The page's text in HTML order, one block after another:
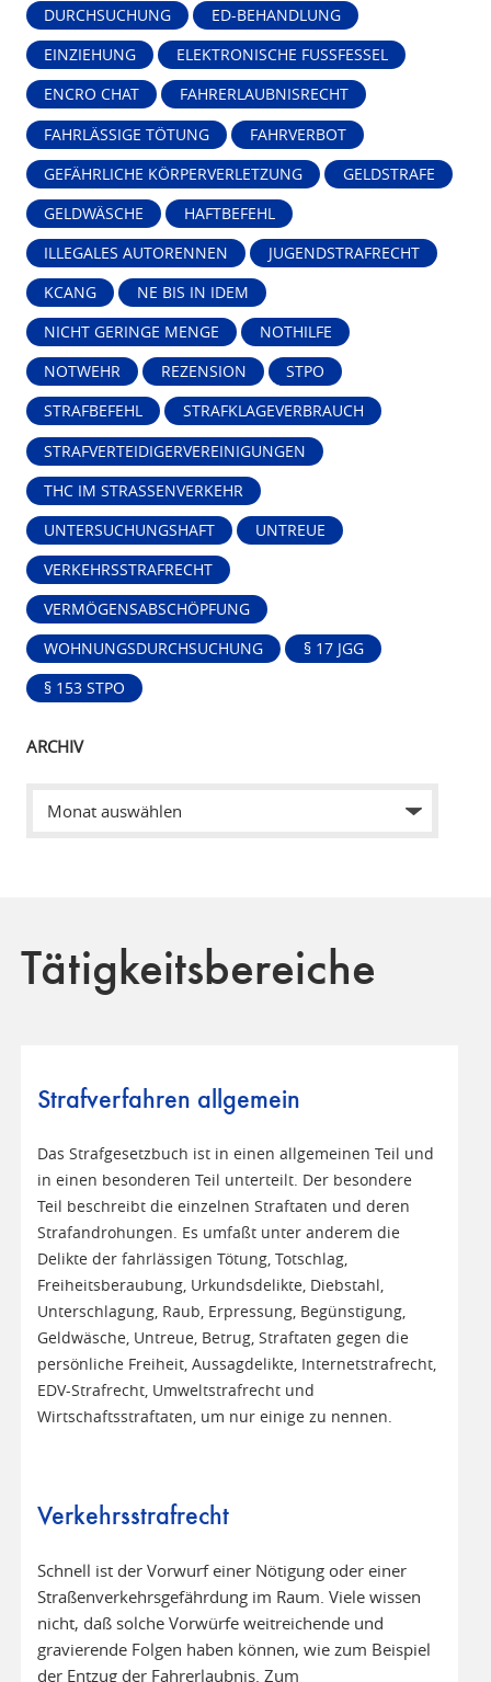
DURCHSUCHUNG ED-BEHANDLUNG
EINZIEHUNG ELEKTRONISCHE FUSSFESSEL
ENCRO CHAT FAHRERLAUBNISRECHT
FAHRLÄSSIGE TÖTUNG FAHRVERBOT
GEFÄHRLICHE KÖRPERVERLETZUNG GELDSTRAFE
GELDWÄSCHE HAFTBEFEHL
ILLEGALES AUTORENNEN JUGENDSTRAFRECHT
KCANG NE BIS IN IDEM
NICHT GERINGE MENGE NOTHILFE
NOTWEHR REZENSION STPO
STRAFBEFEHL STRAFKLAGEVERBRAUCH
STRAFVERTEIDIGERVEREINIGUNGEN
THC IM STRASSENVERKEHR
UNTERSUCHUNGSHAFT UNTREUE
VERKEHRSSTRAFRECHT
VERMÖGENSABSCHÖPFUNG
WOHNUNGSDURCHSUCHUNG § 17 JGG
§ 153 STPO
ARCHIV
Tätigkeitsbereiche
Strafverfahren allgemein
Das Strafgesetzbuch ist in einen allgemeinen Teil und
in einen besonderen Teil unterteilt. Der besondere
Teil beschreibt die einzelnen Straftaten und deren
Strafandrohungen. Es umfaßt unter anderem die
Delikte der fahrlässigen Tötung, Totschlag,
Freiheitsberaubung, Urkundsdelikte, Diebstahl,
Unterschlagung, Raub, Erpressung, Begünstigung,
Geldwäsche, Untreue, Betrug, Straftaten gegen die
persönliche Freiheit, Aussagdelikte, Internetstrafrecht,
EDV-Strafrecht, Umweltstrafrecht und
Wirtschaftsstraftaten, um nur einige zu nennen.
Verkehrsstrafrecht
Schnell ist der Vorwurf einer Nötigung oder einer
Straßenverkehrsgefährdung im Raum. Viele wissen
nicht, daß solche Vorwürfe weitreichende und
gravierende Folgen haben können, wie zum Beispiel
der Entzug der Fahrerlaubnis. Zum